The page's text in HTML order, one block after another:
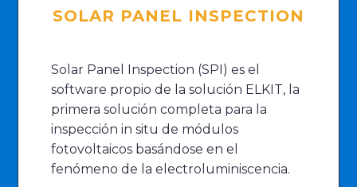
SOLAR PANEL INSPECTION
Solar Panel Inspection (SPI) es el
software propio de la solución ELKIT, la
primera solución completa para la
inspección in situ de módulos
fotovoltaicos basándose en el
fenómeno de la electroluminiscencia.